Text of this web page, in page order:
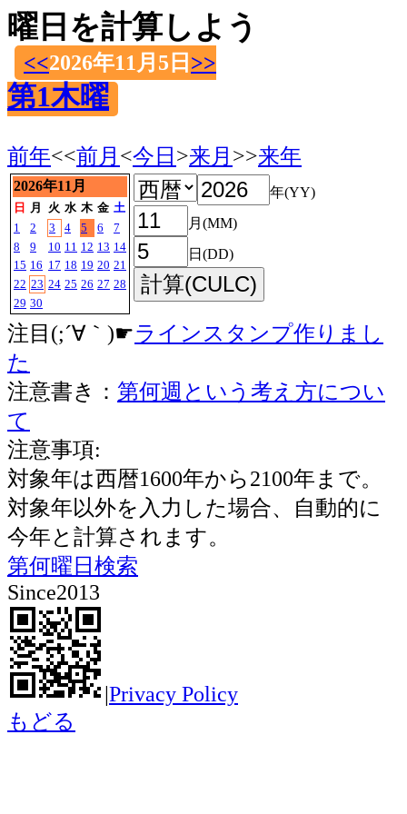
曜日を計算しよう
<<2026年11月5日 >>
第1木曜
前年<<前月 <今日 >来月 >>来年
2026年11月
日 月 火 水 木 金 土
1
2 3 4 5 6
7
8
9 10 11 12 13 14
15 16 17 18 19 20 21
22 23 24 25 26 27 28
29 30
年(YY)
月(MM)
日(DD)
注目(;´∀｀)☛ラインスタンプ作りまし
た
注意書き： 第何週という考え方につい
て
注意事項:
対象年は西暦1600年から2100年まで。
対象年以外を入力した場合、自動的に
今年と計算されます。
第何曜日検索
Since2013
|Privacy Policy
もどる